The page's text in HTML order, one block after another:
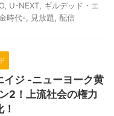
U-NEXT ギルデッド・エ
時代-
見放題 配信
イジ -ニューヨーク黄
2！上流社会の権力